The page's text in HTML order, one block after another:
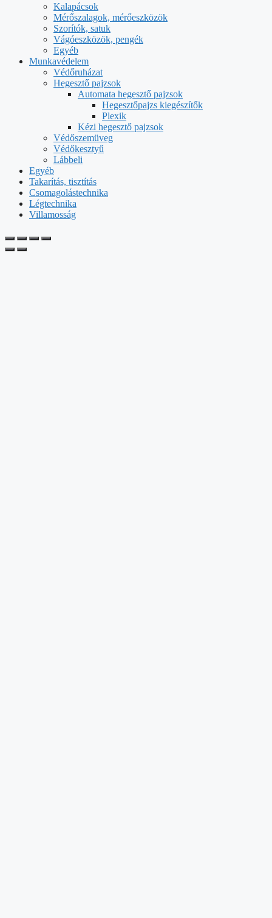
Kalapácsok
Mérőszalagok, mérőeszközök
Szorítók, satuk
Vágóeszközök, pengék
Egyéb
Munkavédelem
Védőruházat
Hegesztő pajzsok
Automata hegesztő pajzsok
Hegesztőpajzs kiegészítők
Plexik
Kézi hegesztő pajzsok
Védőszemüveg
Védőkesztyű
Lábbeli
Egyéb
Takarítás, tisztítás
Csomagolástechnika
Légtechnika
Villamosság